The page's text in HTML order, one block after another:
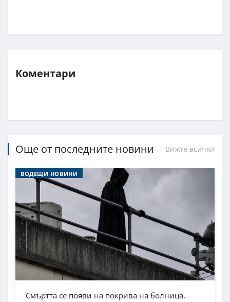
Коментари
Още от последните новини Вижте всички
ВОДЕЩИ НОВИНИ
Смъртта се появи на покрива на болница.